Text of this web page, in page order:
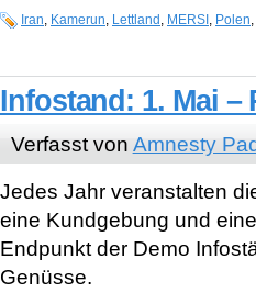
Iran, Kamerun, Lettland , MERSI , Polen,
Infostand: 1. Mai –
Verfasst von Amnesty
Jedes Jahr veranstalten
eine Kundgebung und
Endpunkt der Demo
Genüsse.